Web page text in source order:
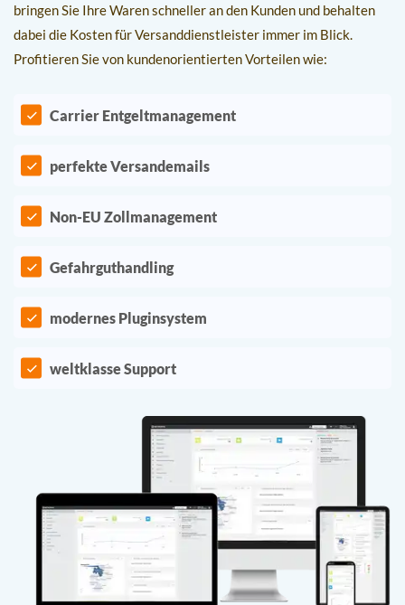
bringen Sie Ihre Waren schneller an den Kunden und behalten
dabei die Kosten für Versanddienstleister immer im Blick.
Profitieren Sie von kundenorientierten Vorteilen wie:
Carrier Entgeltmanagement
perfekte Versandemails
Non-EU Zollmanagement
Gefahrguthandling
modernes Pluginsystem
weltklasse Support